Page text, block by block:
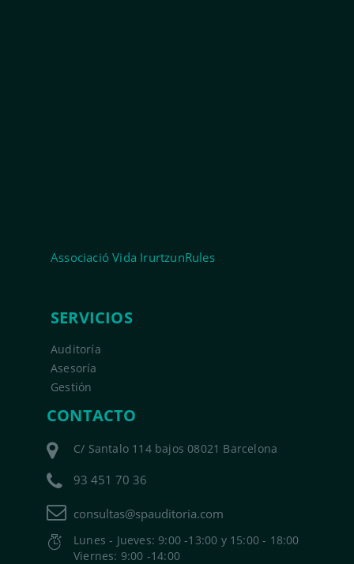
Associació Vida IrurtzunRules
SERVICIOS
Auditoría
Asesoría
Gestión
CONTACTO
C/ Santalo 114 bajos 08021 Barcelona
93 451 70 36
consultas@spauditoria.com
Lunes - Jueves: 9:00 -13:00 y 15:00 - 18:00
Viernes: 9:00 -14:00